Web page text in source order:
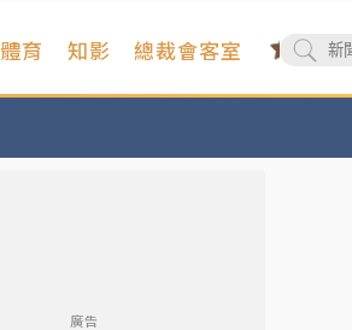
體育 知影 總裁會客室
廣告